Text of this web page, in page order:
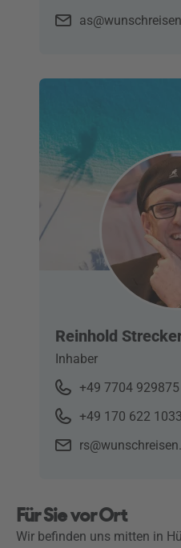
Reinhold
Inhaber
+49 7704 929875
+49 170 622 1033
Für Sie vor Ort
Wir befinden uns mitten in